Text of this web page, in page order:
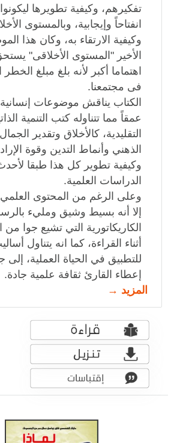
تفكيرهم، وكيفية تطويرها ليكونوا
انفتاحاً وإيجابية، وبالمستوى
وكيفية الارتقاء به، وكان هذا
الأخير "المستوى الأخلاقى"
اهتماما أكبر لأنه بلغ مبلغ
فى مجتمعنا.
الكتاب يناقش موضوعات إنسانية
عمقاً مما تتناوله كتب التنمية
التقليدية، كالأخلاق وتقدير
الذهني وأنماط التدين وقوة
وكيفية تطوير كل هذا طبقا
الدراسات العلمية.
وعلى الرغم من المحتوى العلمي
إلا أنه بسيط وشيق ومليء
الكاريكاتورية التي تشيع جوا من
أثناء القراءة، كما انه يتناول
للتطبيق في الحياة العملية، إلى
إعطاء القارئ ثقافة علمية جادة.
المزيد →